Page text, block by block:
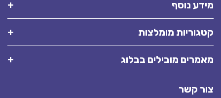
מידע נוסף
קטגוריות מומלצות
מאמרים מובילים בבלוג
צור קשר